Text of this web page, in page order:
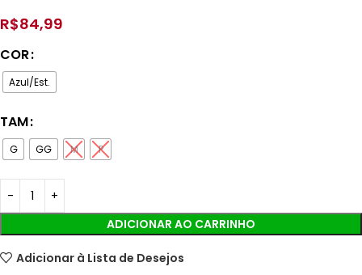
R$84,99
COR
Azul/Est.
TAM
G GG M P
ADICIONAR AO CARRINHO
Adicionar à Lista de Desejos